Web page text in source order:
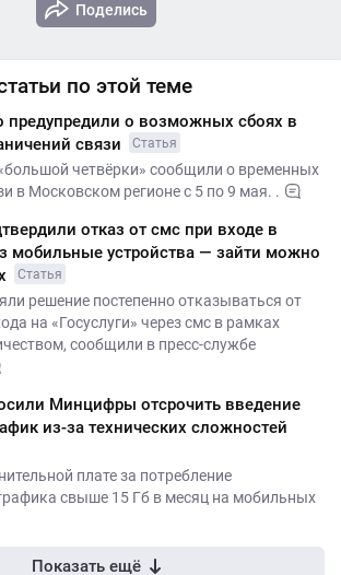
Поделись
по этой теме
предупредили о возможных сбоях в
связи
Статья
четвёрки» сообщили о временных
в Московском регионе с 5 по 9 мая. .
отказ от смс при входе в
мобильные устройства — зайти можно
Статья
решение постепенно отказываться от
на «Госуслуги» через смс в рамках
сообщили в пресс-службе
Минцифры отсрочить введение
из-за технических сложностей
плате за потребление
свыше 15 Гб в месяц на мобильных
Показать ещё